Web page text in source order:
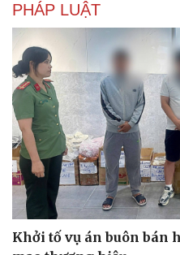
PHÁP LUẬT
Khởi tố vụ án buôn bán